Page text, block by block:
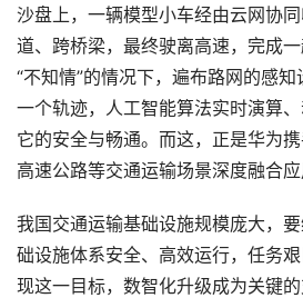
沙盘上，一辆模型小车经由云网协
道、跨桥梁，最终驶离高速，完成
“不知情”的情况下，遍布路网的感
一个轨迹，人工智能算法实时演算
它的安全与畅通。而这，正是华为
高速公路等交通运输场景深度融合应
我国交通运输基础设施规模庞大，
础设施体系安全、高效运行，任务
现这一目标，数智化升级成为关键的